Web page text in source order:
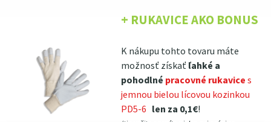
+ RUKAVICE AKO BONUS
K nákupu tohto tovaru máte
možnosť získaťľahké a
pohodlné pracovné rukavices
jemnou bielou lícovou kozinkou
PD5-6 len za 0,1€!